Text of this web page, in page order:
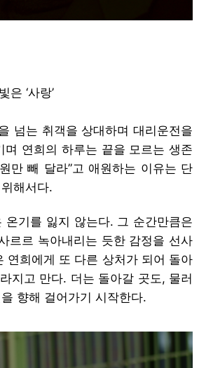
‘사랑’
넘는 취객을 상대하며 대리운전을
연희의 하루는 끝을 모르는 생존
만 빼 달라”고 애원하는 이유는 단
해서다.
기를 잃지 않는다. 그 순간만큼은
르르 녹아내리는 듯한 감정을 선사
연희에게 또 다른 상처가 되어 돌아
지고 만다. 더는 돌아갈 곳도, 물러
향해 걸어가기 시작한다.